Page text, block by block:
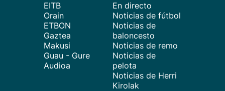
EITB
Orain
ETBON
Gaztea
Makusi
Guau - Gure
Audioa
En directo
Noticias de fútbol
Noticias de
baloncesto
Noticias de remo
Noticias de
pelota
Noticias de Herri
Kirolak